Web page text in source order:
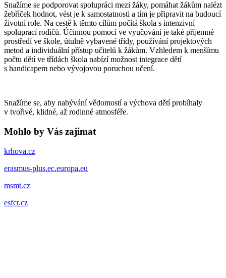
Snažíme se podporovat spolupráci mezi žáky, pomáhat žákům nalézt
žebříček hodnot, vést je k samostatnosti a tím je připravit na budoucí
životní role. Na cestě k těmto cílům počítá škola s intenzivní
spoluprací rodičů. Účinnou pomocí ve vyučování je také příjemné
prostředí ve škole, útulně vybavené třídy, používání projektových
metod a individuální přístup učitelů k žákům. Vzhledem k menšímu
počtu dětí ve třídách škola nabízí možnost integrace dětí
s handicapem nebo vývojovou poruchou učení.
Snažíme se, aby nabývání vědomostí a výchova dětí probíhaly
v tvořivé, klidné, až rodinné atmosféře.
Mohlo by Vás zajímat
krhova.cz
erasmus-plus.ec.europa.eu
msmt.cz
esfcr.cz